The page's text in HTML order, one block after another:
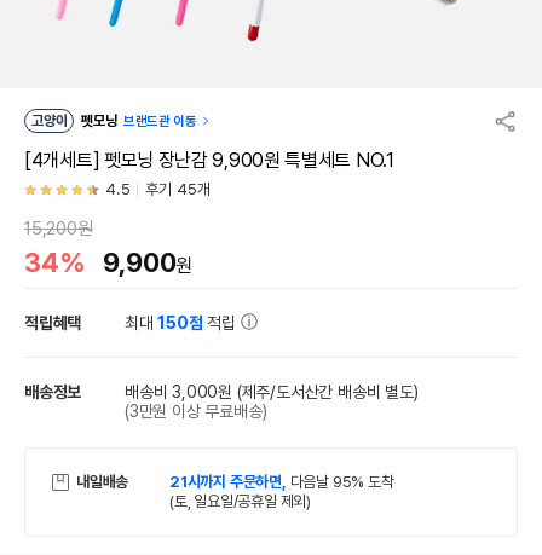
고양이 펫모닝 브랜드관 이동
[4개세트] 펫모닝 장난감 9,900원 특별세트 NO.1
4.5 후기 45개
15,200원
34% 9,900원
적립혜택 최대150점 적립
배송정보 배송비 3,000원 (제주/도서산간 배송비 별도)
(3만원 이상 무료배송)
내일배송 21시까지 주문하면, 다음날 95% 도착
(토, 일요일/공휴일 제외)